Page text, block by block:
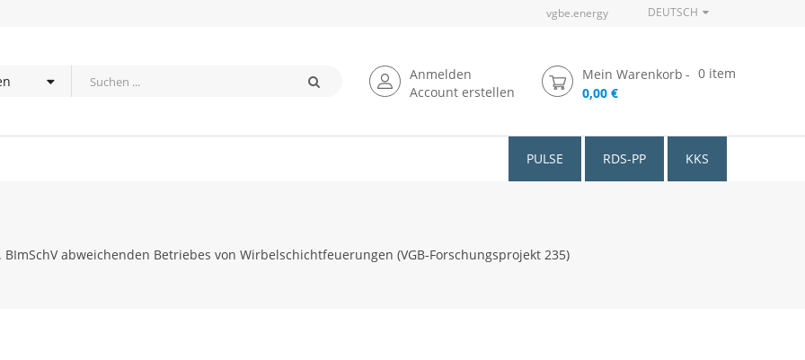
vgbe.energy DEUTSCH
Anmelden
Account erstellen
Mein Warenkorb 0 item
0,00 €
PULSE RDS-PP KKS
abweichenden Betriebes von Wirbelschichtfeuerungen (VGB-Forschungsprojekt 235)